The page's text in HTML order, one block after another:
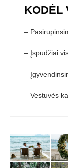
KODĖL
–
– Įspūdžiai
–
– Vestuvės